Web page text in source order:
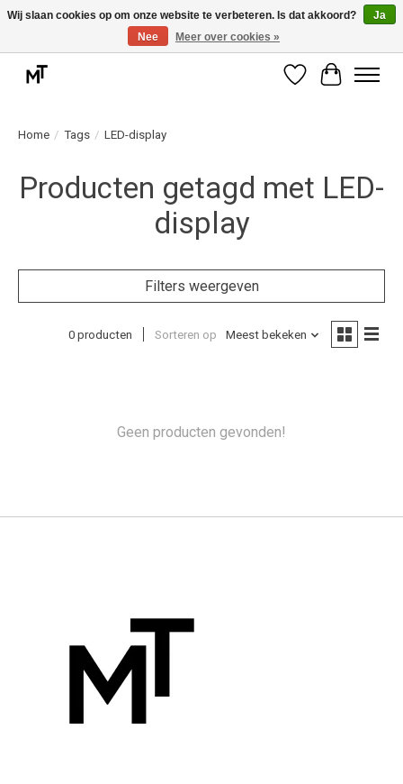
Deskundige installatie of montage nodig? Vraag ons naar de mogelijkheden.
Verlanglijst
Home / Tags / LED-display
Producten getagd met LED-
display
Filters weergeven
0 producten Sorteren op Meest bekeken
Geen producten gevonden!
Wij slaan cookies op om onze website te verbeteren. Is dat akkoord?
Ja
Nee
Meer over cookies »